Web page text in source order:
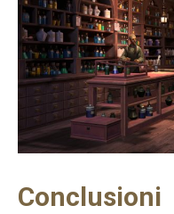
Conclusioni